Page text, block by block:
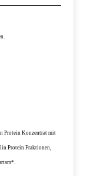
Protein Konzentrat mit
Protein Fraktionen,